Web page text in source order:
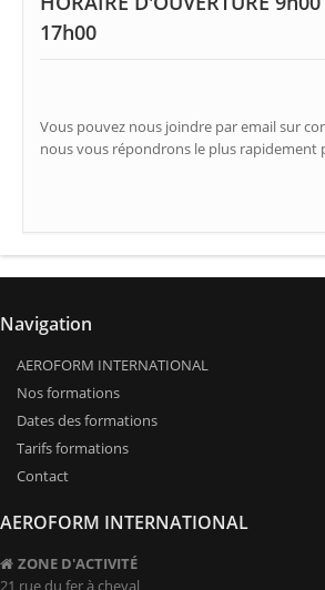
17h00
Vous pouvez nous joindre par email sur
nous vous répondrons le plus rapidement
Navigation
AEROFORM INTERNATIONAL
Nos formations
Dates des formations
Tarifs formations
Contact
AEROFORM INTERNATIONAL
ZONE D'ACTIVITÉ
21 rue du fer à cheval